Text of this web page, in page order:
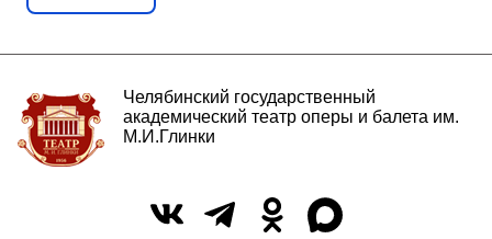
Челябинский государственный
академический театр оперы и балета им.
М.И.Глинки